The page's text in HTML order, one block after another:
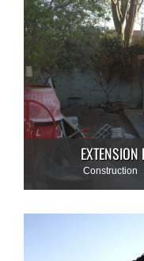
Construction